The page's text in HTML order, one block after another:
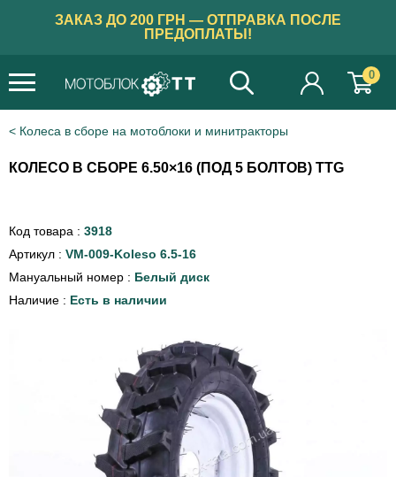
ЗАКАЗ ДО 200 ГРН — ОТПРАВКА ПОСЛЕ
ПРЕДОПЛАТЫ!
0
Колеса в сборе на мотоблоки и минитракторы
КОЛЕСО В СБОРЕ 6.50×16 (ПОД 5 БОЛТОВ) TTG
Код товара : 3918
Артикул : VM-009-Koleso 6.5-16
Мануальный номер : Белый диск
Наличие : Есть в наличии